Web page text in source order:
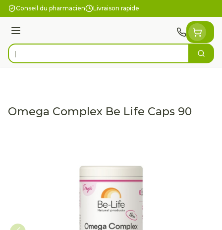
Aller au contenu
Conseil du pharmacien Livraison rapide
Menu
Rechercher
Omega Complex Be Life Caps 90